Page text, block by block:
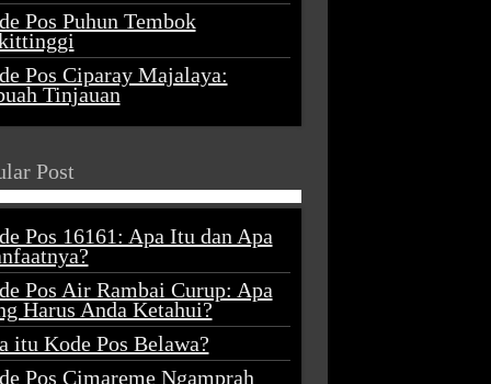
Pos Puhun Tembok
Pos Ciparay Majalaya:
Tinjauan
Post
Pos 16161: Apa Itu dan Apa
Pos Air Rambai Curup: Apa
Harus Anda Ketahui?
itu Kode Pos Belawa?
Pos Cimareme Ngamprah